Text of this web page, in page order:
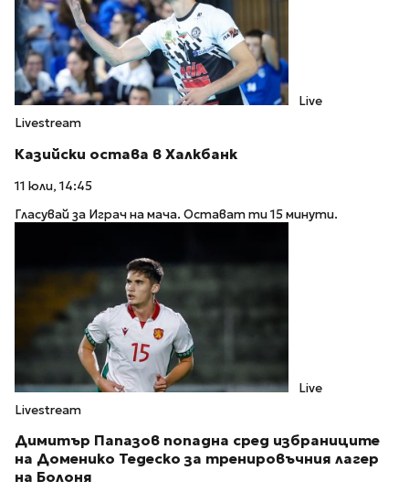
Live
Livestream
Казийски остава в Халкбанк
11 юли, 14:45
Гласувай за Играч на мача. Остават ти 15 минути.
Live
Livestream
Димитър Папазов попадна сред избраниците
на Доменико Тедеско за тренировъчния лагер
на Болоня